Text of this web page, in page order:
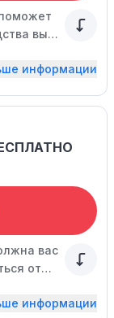
вы
информации
вас
от
информации